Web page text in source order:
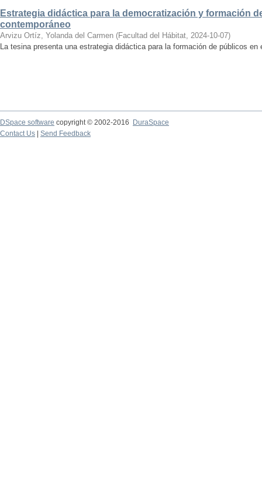
Estrategia didáctica para la democratización y formación
contemporáneo
Arvizu Ortíz, Yolanda del Carmen (Facultad del Hábitat, 2024-10-07)
La tesina presenta una estrategia didáctica para la formación de públicos en
DSpace software copyright © 2002-2016
DuraSpace
Contact Us
Send Feedback